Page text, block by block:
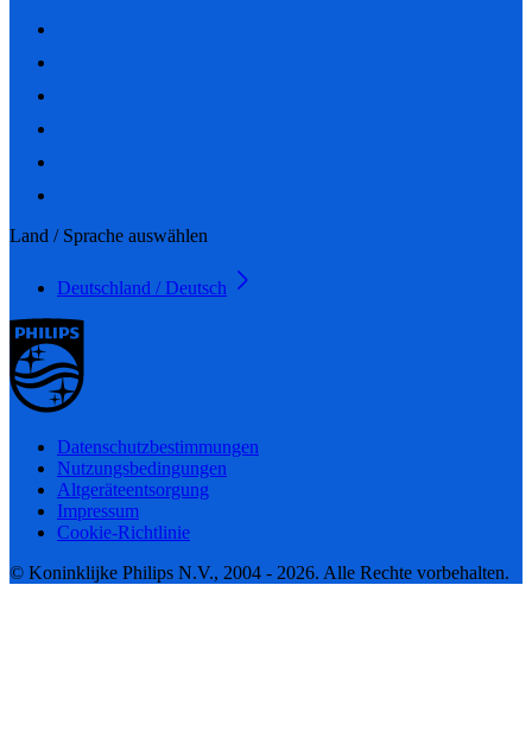
Land / Sprache auswählen
Deutschland / Deutsch
Datenschutzbestimmungen
Nutzungsbedingungen
Altgeräteentsorgung
Impressum
Cookie-Richtlinie
© Koninklijke Philips N.V., 2004 - 2026. Alle Rechte vorbehalten.